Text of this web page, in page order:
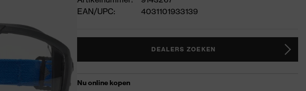
EAN/UPC:
4031101933139
DEALERS ZOEKEN